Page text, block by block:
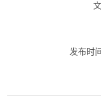
发布时